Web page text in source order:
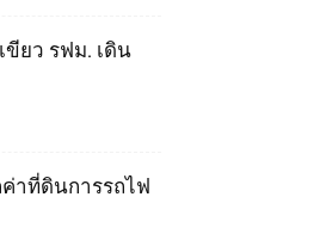
ขียว รฟม. เดิน
าที่ดินการรถไฟ